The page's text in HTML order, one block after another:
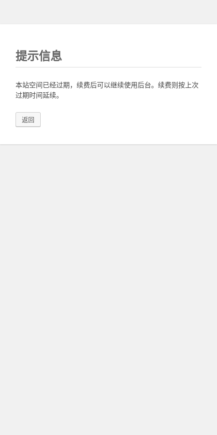
提示信息
本站空间已经过期，续费后可以继续使用后台。续费则按上次
过期时间延续。
返回